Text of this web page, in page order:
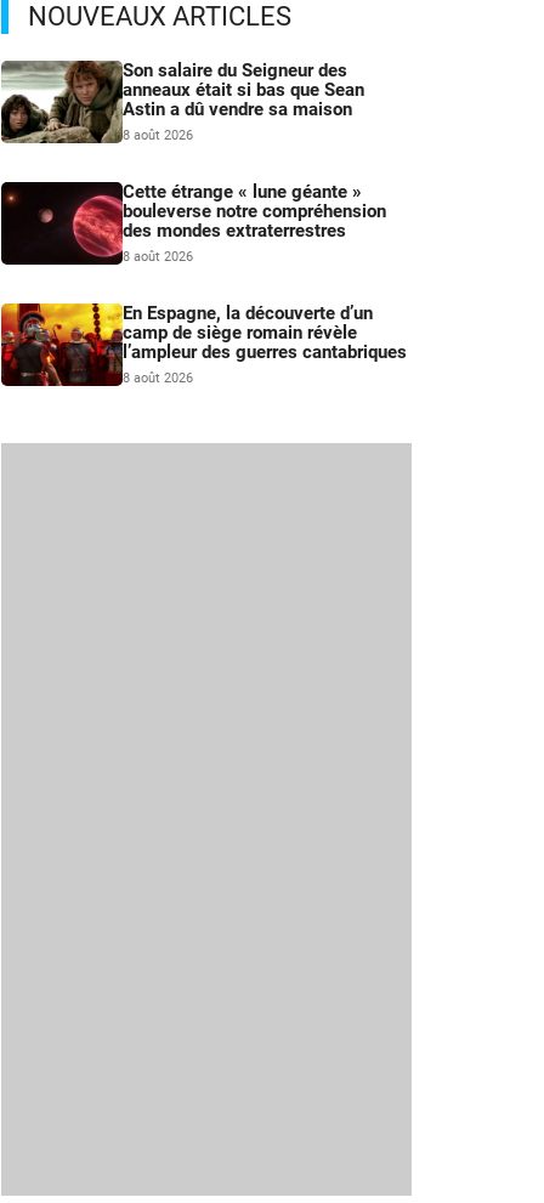
NOUVEAUX ARTICLES
Son salaire du Seigneur des
anneaux était si bas que Sean
Astin a dû vendre sa maison
8 août 2026
Cette étrange « lune géante »
bouleverse notre compréhension
des mondes extraterrestres
8 août 2026
En Espagne, la découverte d’un
camp de siège romain révèle
l’ampleur des guerres cantabriques
8 août 2026